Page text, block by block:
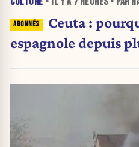
Ceuta :
espagnole depuis